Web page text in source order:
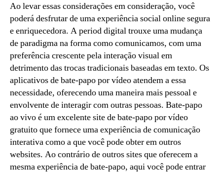
Ao levar essas considerações em consideração, você
poderá desfrutar de uma experiência social online segura
e enriquecedora. A period digital trouxe uma mudança
de paradigma na forma como comunicamos, com uma
preferência crescente pela interação visual em
detrimento das trocas tradicionais baseadas em texto. Os
aplicativos de bate-papo por vídeo atendem a essa
necessidade, oferecendo uma maneira mais pessoal e
envolvente de interagir com outras pessoas. Bate-papo
ao vivo é um excelente site de bate-papo por vídeo
gratuito que fornece uma experiência de comunicação
interativa como a que você pode obter em outros
websites. Ao contrário de outros sites que oferecem a
mesma experiência de bate-papo, aqui você pode entrar